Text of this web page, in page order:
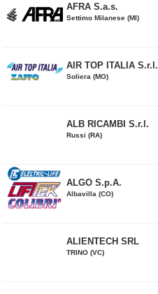
AFRA S.a.s.
Settimo Milanese (MI)
AIR TOP ITALIA S.r.l.
Soliera (MO)
ALB RICAMBI S.r.l.
Russi (RA)
ALGO S.p.A.
Albavilla (CO)
ALIENTECH SRL
TRINO (VC)